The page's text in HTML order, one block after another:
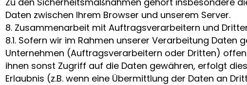
Daten zwischen Ihrem Browser und unserem Server.
8. Zusammenarbeit mit Auftragsverarbeitern und
8.1. Sofern wir im Rahmen unserer Verarbeitung Daten
Unternehmen (Auftragsverarbeitern oder Dritten)
ihnen sonst Zugriff auf die Daten gewähren, erfolgt
Erlaubnis (z.B. wenn eine Übermittlung der Daten an